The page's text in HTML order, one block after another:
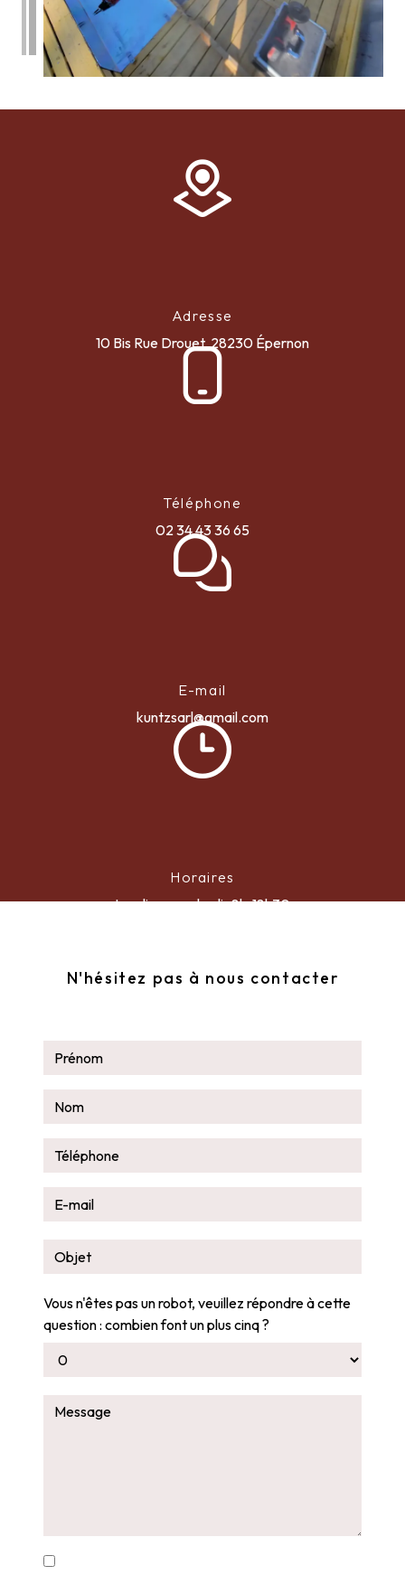
Adresse
10 Bis Rue Drouet, 28230 Épernon
Téléphone
02 34 43 36 65
E-mail
kuntzsarl@gmail.com
Horaires
Lundi au vendredi : 8h-18h30
N'hésitez pas à nous contacter
Vous n'êtes pas un robot, veuillez répondre à cette
question : combien font un plus cinq ?